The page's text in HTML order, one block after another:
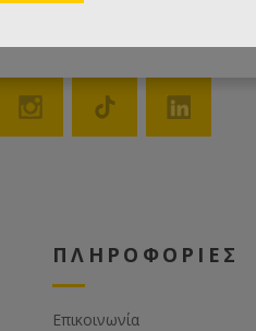
ΠΛΗΡΟΦΟΡΙΕΣ
Επικοινωνία